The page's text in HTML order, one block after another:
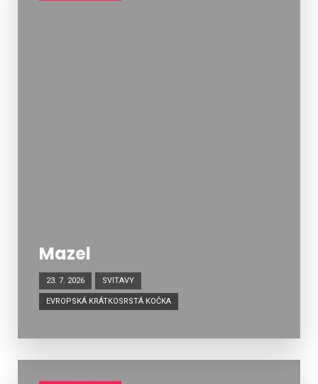
Mazel
23. 7. 2026 SVITAVY
EVROPSKÁ KRÁTKOSRSTÁ KOČKA